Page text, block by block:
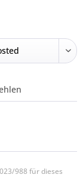
988 für dieses